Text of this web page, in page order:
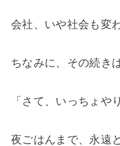
会社、いや社会も変
ちなみに、その続き
「さて、いっちょや
夜ごはんまで、永遠